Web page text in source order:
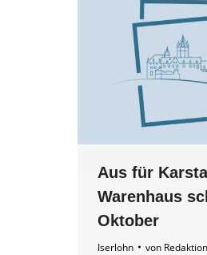
Aus für
Warenhaus
Oktober
Iserlohn von Redaktion